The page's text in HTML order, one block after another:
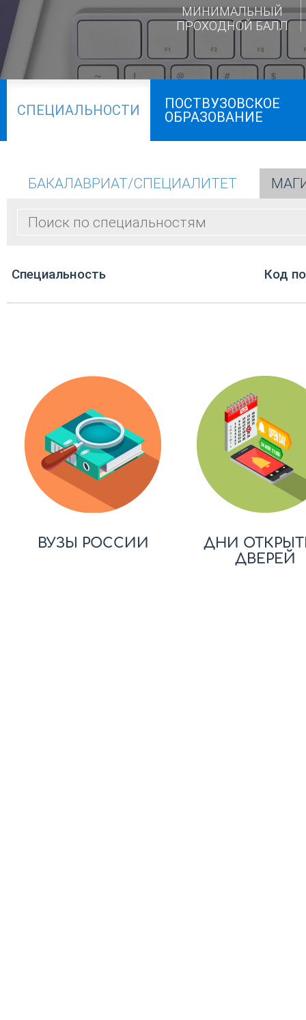
МИНИМАЛЬНЫЙ
ПРОХОДНОЙ БАЛЛ
СПЕЦИАЛЬНОСТИ
ПОСТВУЗОВСКОЕ
ОБРАЗОВАНИЕ
БАКАЛАВРИАТ/СПЕЦИАЛИТЕТ
Cпециальность Код
ВУЗЫ РОССИИ
ДНИ
ДВЕРЕЙ